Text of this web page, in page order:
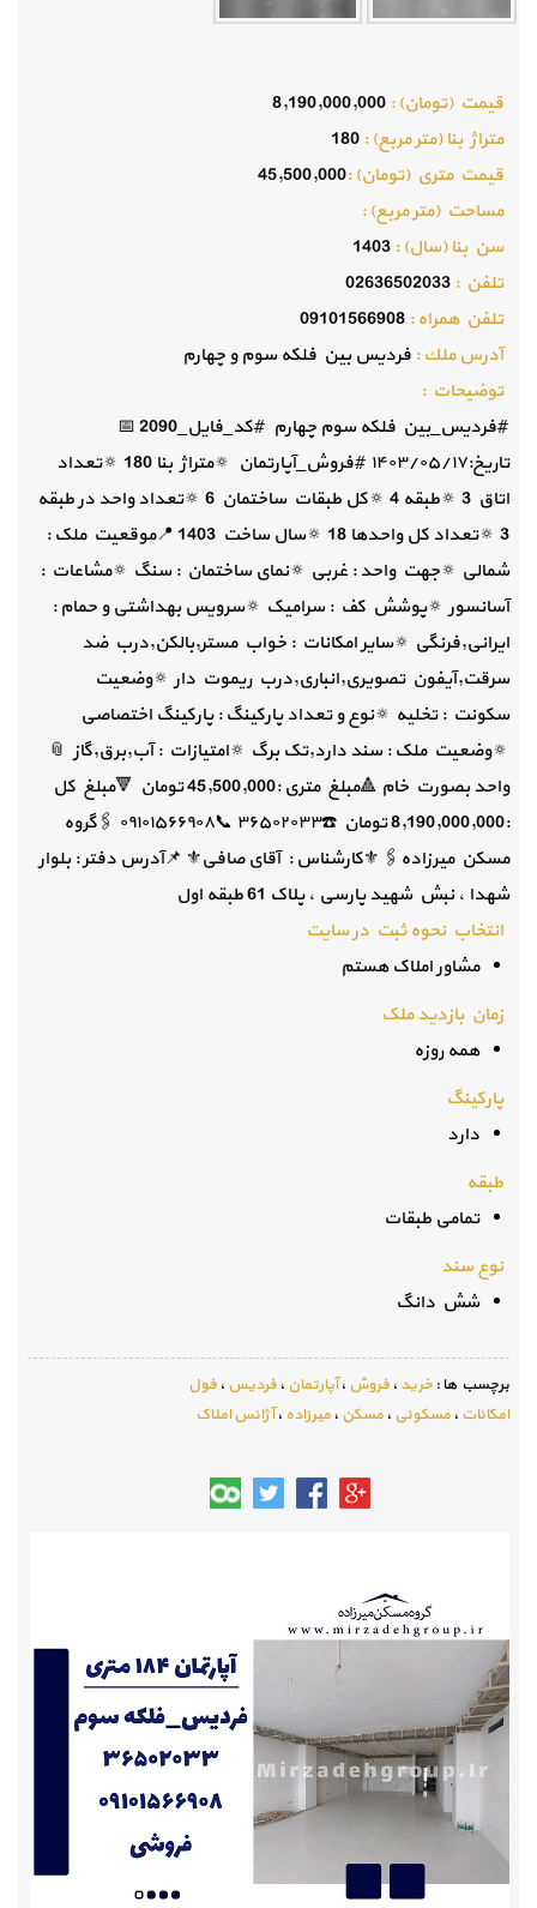
قيمت (تومان) :8,190,000,000
متراژ بنا (متر مربع) :180
قيمت متري (تومان) :45,500,000
مساحت (متر مربع) :
سن بنا (سال) :1403
تلفن :02636502033
تلفن همراه :09101566908
آدرس ملك :فردیس بین فلکه سوم و چهارم
توضيحات :
#فردیس_بین فلکه سوم چهارم #کد_فایل_2090 📅
تاریخ:۱۴۰۳/۰۵/۱۷ #فروش_آپارتمان 🔅متراژ بنا 180 🔅تعداد
اتاق 3 🔅طبقه 4 🔅کل طبقات ساختمان 6 🔅تعداد واحد در طبقه
3 🔅تعداد کل واحدها 18 🔅سال ساخت 1403 📍موقعیت ملک :
شمالی 🔅جهت واحد : غربی 🔅نمای ساختمان : سنگ 🔅مشاعات :
آسانسور 🔅پوشش کف : سرامیک 🔅سرویس بهداشتی و حمام :
ایرانی,فرنگی 🔅سایر امکانات : خواب مستر,بالکن,درب ضد
سرقت,آیفون تصویری,انباری,درب ریموت دار 🔅وضعیت
سکونت : تخلیه 🔅نوع و تعداد پارکینگ : پارکینگ اختصاصی
🔅وضعیت ملک : سند دارد,تک برگ 🔅امتیازات : آب,برق,گاز 📎
واحد بصورت خام 🔺️مبلغ متری :45,500,000 تومان 🔻مبلغ کل
:8,190,000,000 تومان ☎️۳۶۵۰۲۰۳۳ 📞۰۹۱۰۱۵۶۶۹۰۸ 🖇گروه
مسکن میرزاده🖇 ⚜کارشناس : آقای صافی⚜ 📌آدرس دفتر : بلوار
شهدا ، نبش شهید پارسی ، پلاک 61 طبقه اول
انتخاب نحوه ثبت در سایت
مشاور املاک هستم
زمان بازدید ملک
همه روزه
پارکینگ
دارد
طبقه
تمامی طبقات
نوع سند
شش دانگ
برچسب ها :خرید ،فروش ،آپارتمان ،فردیس ،فول
امکانات ،مسکونی ،مسکن ،میرزاده ،آژانس املاک